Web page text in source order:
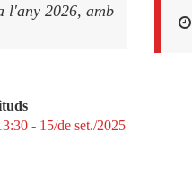
l'any 2026, amb
- 15/de set./2025